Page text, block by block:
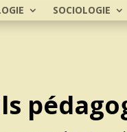
SOCIOLOGIE